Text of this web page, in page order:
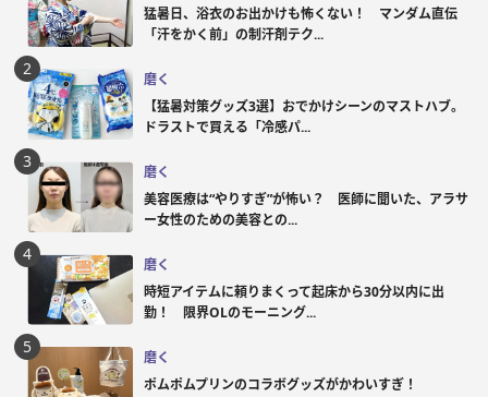
猛暑日、浴衣のお出かけも怖くない！ マンダム直伝
「汗をかく前」の制汗剤テク...
磨く
【猛暑対策グッズ3選】おでかけシーンのマストハブ。
ドラストで買える「冷感パ...
磨く
美容医療は“やりすぎ”が怖い？ 医師に聞いた、アラサ
ー女性のための美容との...
磨く
時短アイテムに頼りまくって起床から30分以内に出
勤！ 限界OLのモーニング...
磨く
ポムポムプリンのコラボグッズがかわいすぎ！